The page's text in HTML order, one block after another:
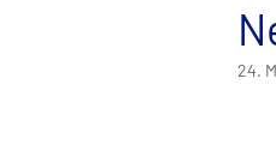
24.